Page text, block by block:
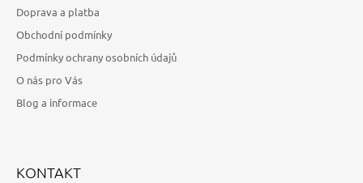
Doprava a platba
Obchodní podmínky
Podmínky ochrany osobních údajů
O nás pro Vás
Blog a informace
KONTAKT